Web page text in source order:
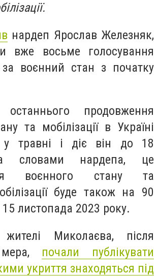
нардеп Ярослав Железняк,
вже восьме голосування
воєнний стан з початку
продовження
та мобілізації в Україні
у травні і діє він до 18
словами нардепа, це
воєнного стану та
буде також на 90
15 листопада 2023 року.
жителі Миколаєва, після
почали публікувати
укриття знаходяться під